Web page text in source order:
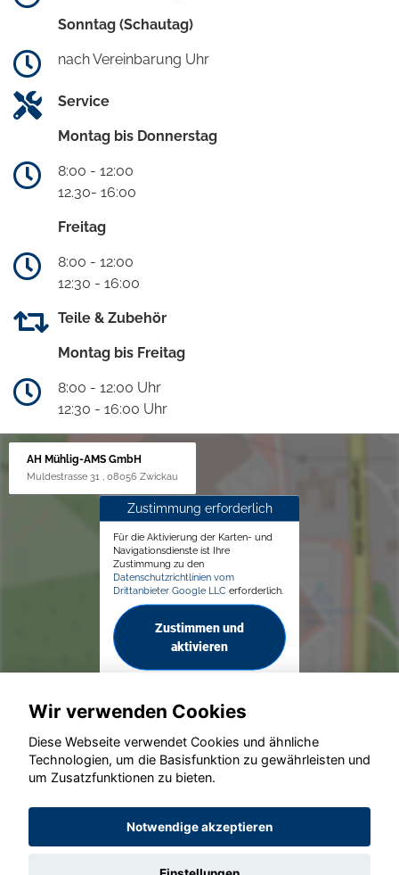
Sonntag (Schautag)
nach Vereinbarung Uhr
Service
Montag bis Donnerstag
8:00 - 12:00
12.30- 16:00
Freitag
8:00 - 12:00
12:30 - 16:00
Teile & Zubehör
Montag bis Freitag
8:00 - 12:00 Uhr
12:30 - 16:00 Uhr
AH Mühlig-AMS GmbH
Muldestrasse 31 , 08056 Zwickau
Zustimmung erforderlich
Für die Aktivierung der Karten- und
Navigationsdienste ist Ihre
Zustimmung zu den
Datenschutzrichtlinien vom
Drittanbieter Google LLC erforderlich.
Zustimmen und
aktivieren
© konjunkturmotor.de GmbH 2020 - 2026
Wir verwenden Cookies
Diese Webseite verwendet Cookies und ähnliche
Technologien, um die Basisfunktion zu gewährleisten und
um Zusatzfunktionen zu bieten.
Notwendige akzeptieren